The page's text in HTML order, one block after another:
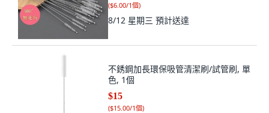
($6.00/1個)
8/12 星期三 預計送達
不銹鋼加長環保吸管清潔刷/試管刷, 單
色, 1個
$15
($15.00/1個)